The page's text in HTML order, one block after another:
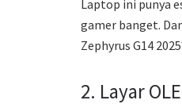
Laptop ini punya
gamer banget.
Zephyrus G14
2. Layar